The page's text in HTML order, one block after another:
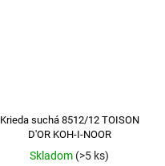
Krieda suchá 8512/12 TOISON
D'OR KOH-I-NOOR
Skladom (>5 ks)